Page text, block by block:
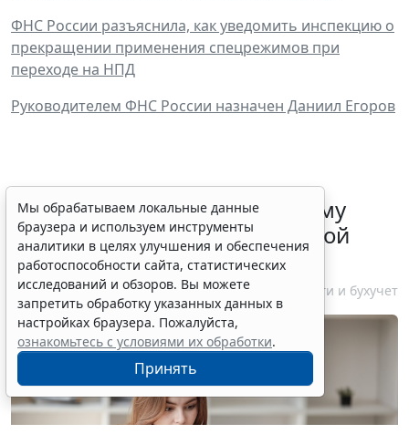
ФНС России разъяснила, как уведомить инспекцию о
прекращении применения спецрежимов при
переходе на НПД
Руководителем ФНС России назначен Даниил Егоров
ФНС России рассказала малому
бизнесу о порядке упрощенной
ликвидации компании
7 августа 2026 18:16 Налоги и бухучет
Мы обрабатываем локальные данные
браузера и используем инструменты
аналитики в целях улучшения и обеспечения
работоспособности сайта, статистических
исследований и обзоров. Вы можете
запретить обработку указанных данных в
настройках браузера. Пожалуйста,
ознакомьтесь с условиями их обработки.
Принять